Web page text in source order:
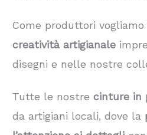
Come produttori vogliamo
creatività artigianale
disegni e nelle nostre
Tutte le nostrecinture in
da artigiani locali, dove la